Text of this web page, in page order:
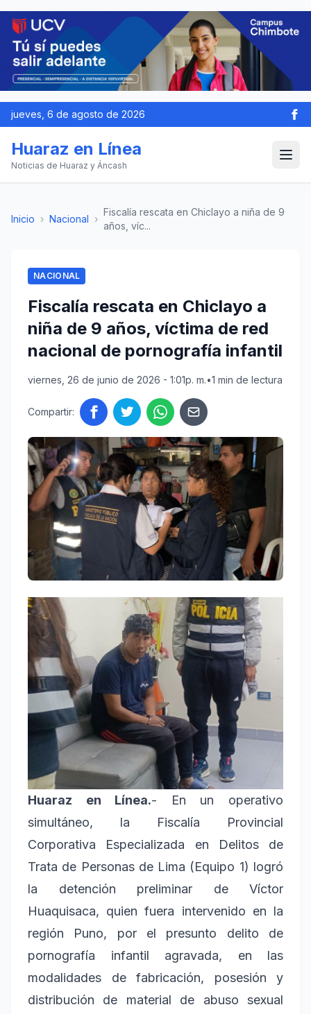
jueves, 6 de agosto de 2026
Huaraz en Línea
Noticias de Huaraz y Áncash
Inicio › Nacional ›
Fiscalía rescata en Chiclayo a niña de 9
años, víc...
NACIONAL
Fiscalía rescata en Chiclayo a
niña de 9 años, víctima de red
nacional de pornografía infantil
viernes, 26 de junio de 2026 - 1:01p. m.•1 min de lectura
Compartir:
Huaraz en Línea.- En un operativo
simultáneo, la Fiscalía Provincial
Corporativa Especializada en Delitos de
Trata de Personas de Lima (Equipo 1) logró
la detención preliminar de Víctor
Huaquisaca, quien fuera intervenido en la
región Puno, por el presunto delito de
pornografía infantil agravada, en las
modalidades de fabricación, posesión y
distribución de material de abuso sexual